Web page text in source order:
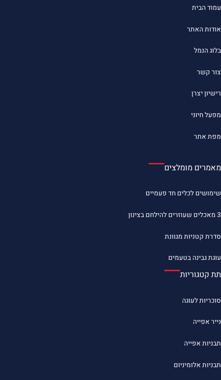
עמוד הבית
אודות האתר
בלוג הנמל
צור קשר
רישיון יצרן
מפעל חיוני
מפת אתר
מאמרים מומלצים
שימושים לכלים חד פעמיים
3 מאכלים שעוזרים להילחם בצינון
סדרת קטניות מגוונת
עוגת גבינה בטעמים
תת קטגוריות
סוכריות לעוגה
נייר אפייה
תבניות אפייה
תבניות אלומיניום